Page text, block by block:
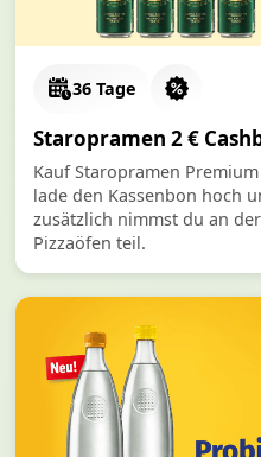
36 Tage
Staropramen 2 €
Kauf Staropramen
lade den Kassenbon hoch
zusätzlich nimmst du an
Pizzaöfen teil.